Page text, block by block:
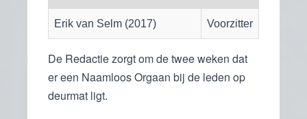
Erik van Selm (2017) Voorzitter
De Redactie zorgt om de twee weken dat
er een Naamloos Orgaan bij de leden op
deurmat ligt.